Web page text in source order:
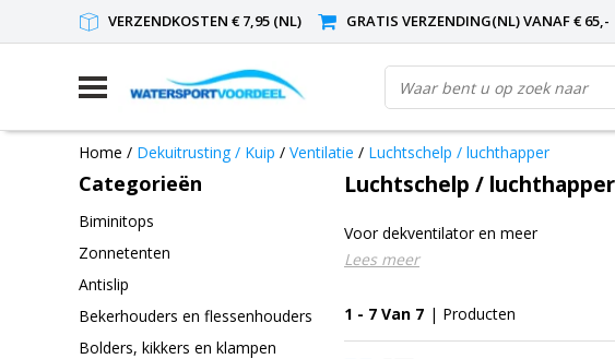
VERZENDKOSTEN € 7,95 (NL) GRATIS VERZENDING(NL) VANAF € 65,-
Home / Dekuitrusting / Kuip / Ventilatie / Luchtschelp / luchthapper
Categorieën
Biminitops
Zonnetenten
Antislip
Bekerhouders en flessenhouders
Bolders, kikkers en klampen
Luchtschelp / luchthapper
Voor dekventilator en meer
Lees meer
1 - 7 Van 7 | Producten